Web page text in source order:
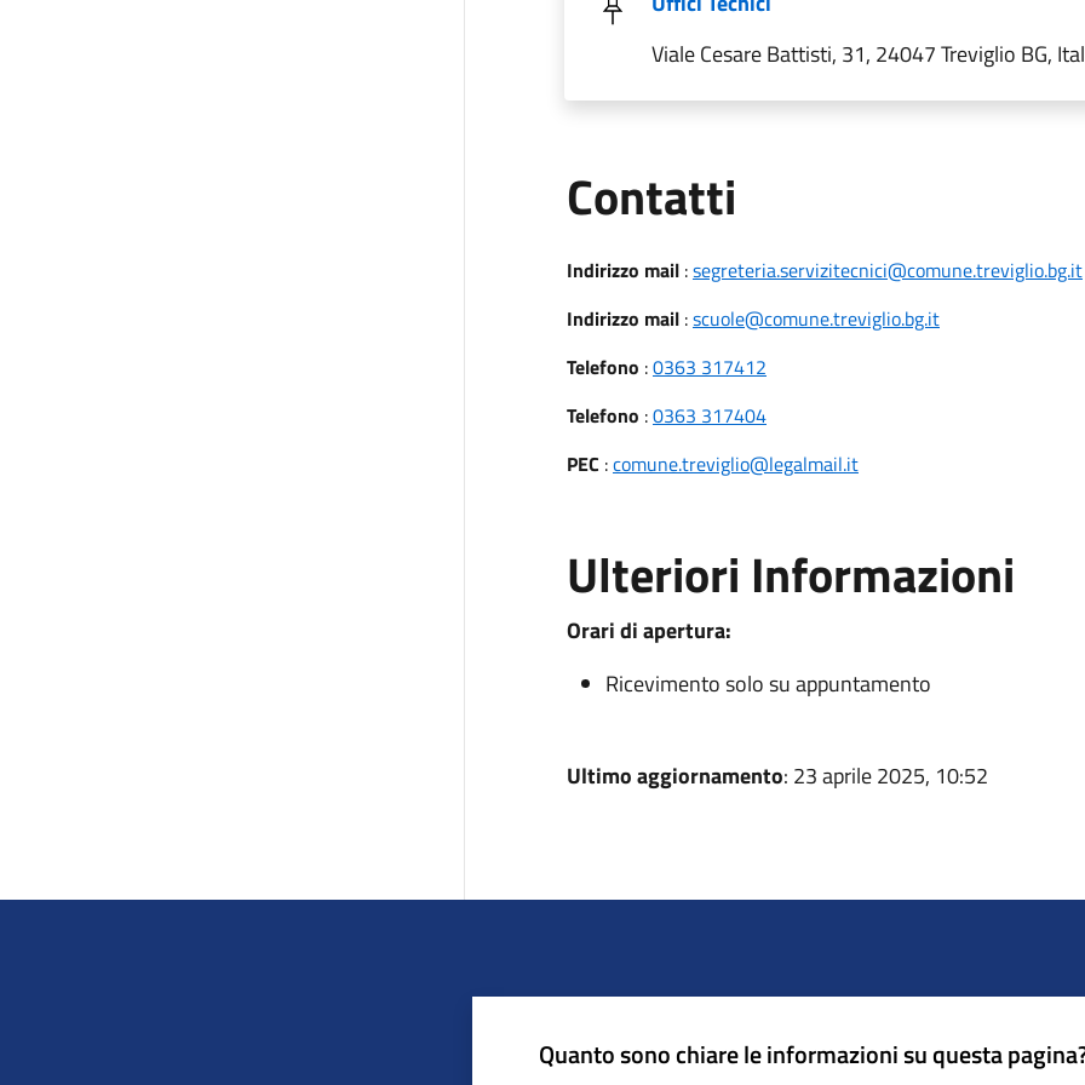
Viale Cesare Battisti, 31, 24047 Treviglio BG,
Contatti
Indirizzo mail:segreteria.servizitecnici@comune.treviglio.bg.it
Indirizzo mail:scuole@comune.treviglio.bg.it
Telefono :0363 317412
Telefono :0363 317404
PEC :comune.treviglio@legalmail.it
Ulteriori Informazioni
Orari di apertura:
Ricevimento solo su appuntamento
Ultimo aggiornamento: 23 aprile 2025, 10:52
Quanto sono chiare le informazioni su questa